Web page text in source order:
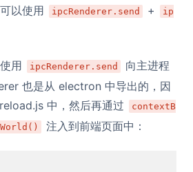
以使用
ipcRenderer.send +
ip
用 ipcRenderer.send
向主进程
也是从 electron 中导出的，因
中，然后再通过
contextB
注入到前端页面中：